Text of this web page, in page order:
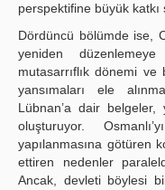
perspektifine büyük katkı
Dördüncü bölümde ise,
yeniden
mutasarrıflık dönemi
yansımaları ele
Lübnan’a dair belgeler,
oluşturuyor.
yapılanmasına götüren
ettiren nedenler
Ancak, devleti böylesi